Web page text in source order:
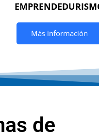
Más información
de